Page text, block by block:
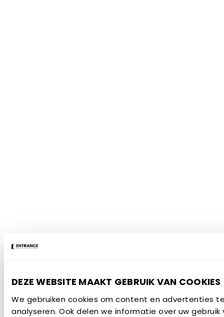
DEZE WEBSITE MAAKT GEBRUIK VAN COOKIES
We gebruiken cookies om content en advertenties
analyseren. Ook delen we informatie over uw